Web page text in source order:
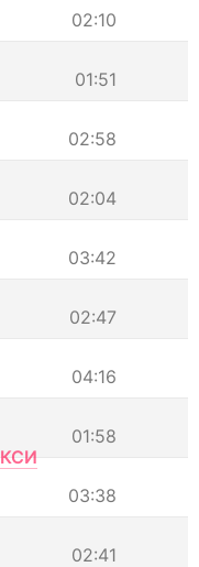
02:10
01:51
02:58
02:04
03:42
02:47
04:16
01:58
03:38
02:41